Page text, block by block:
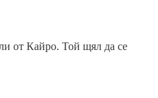
от Кайро. Той щял да се